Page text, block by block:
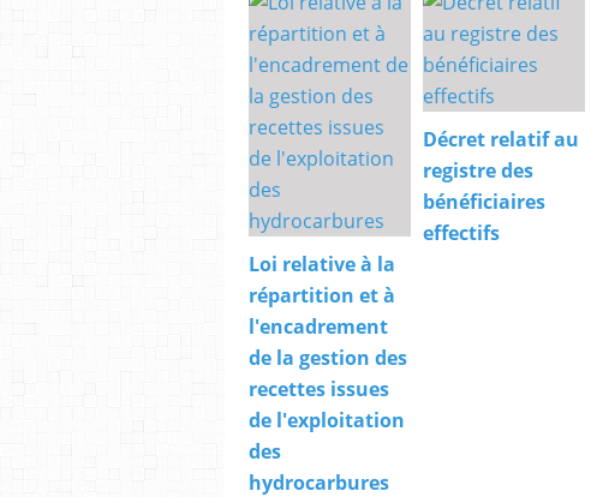
Loi relative à la
répartition et à
l'encadrement
de la gestion des
recettes issues
de l'exploitation
des
hydrocarbures
Décret relatif au
registre des
bénéficiaires
effectifs